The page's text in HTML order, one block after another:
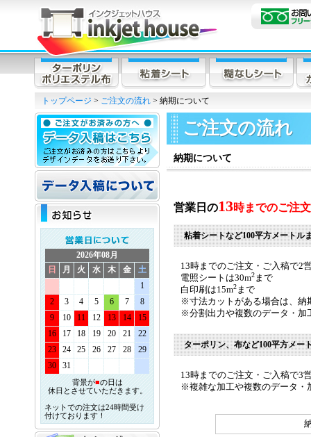
トップページ > ご注文の流れ > 納期について
2026年08月
日
月 火 水 木 金
土
1
2
3 4 5 6 7
8
9
10 11 12 13 14
15
16
17 18 19 20 21
22
23
24 25 26 27 28
29
30
31
背景が■の日は
休日とさせていただきます。
ネットでの注文は24時間受け
付けております！
ご注文の流れ
納期について
営業日の13時までのご注
粘着シートなど100平方メートル
13時までのご注文・ご入稿で2
電照シートは30m2まで
白印刷は15m2まで
※寸法カットがある場合は、納
※分割出力や複数のデータ・加
ターポリン、布など100平方メー
13時までのご注文・ご入稿で3
※複雑な加工や複数のデータ・